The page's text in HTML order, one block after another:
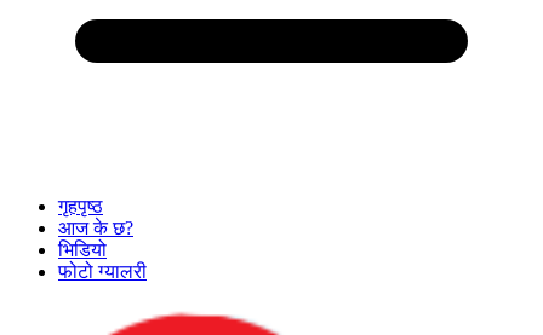
गृहपृष्ठ
आज के छ?
भिडियो
फोटो ग्यालरी